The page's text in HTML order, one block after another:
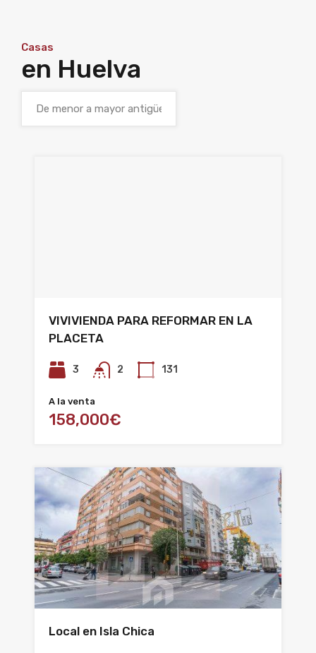
Casas
en Huelva
VIVIVIENDA PARA REFORMAR EN LA
PLACETA
3 2 131
A la venta
158,000€
Local en Isla Chica